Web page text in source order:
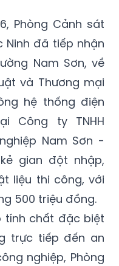
Phòng Cảnh sát
Ninh đã tiếp nhận
Nam Sơn, về
và Thương mại
hệ thống điện
Công ty TNHH
Nam Sơn -
gian đột nhập,
liệu thi công, với
500 triệu đồng.
tính chất đặc biệt
trực tiếp đến an
nghiệp, Phòng